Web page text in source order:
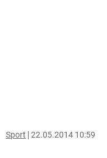
Sport 22.05.2014 10:59